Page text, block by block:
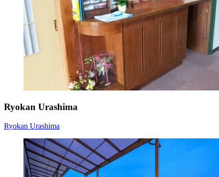
Ryokan Urashima
Ryokan Urashima